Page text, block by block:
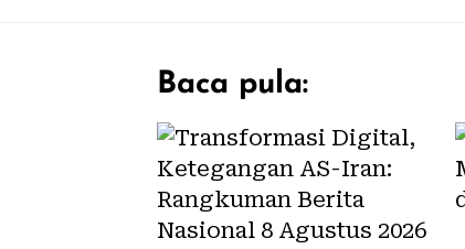
Baca pula: